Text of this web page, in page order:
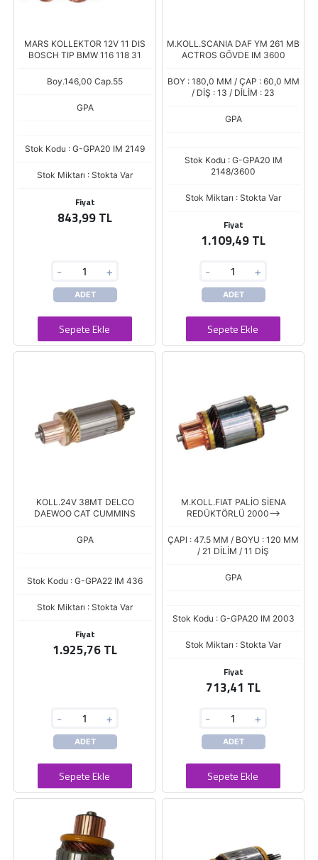
MARS KOLLEKTOR 12V 11 DIS
BOSCH TIP BMW 116 118 31
Boy.146,00 Cap.55
GPA
Stok Kodu : G-GPA20 IM 2149
Stok Miktarı : Stokta Var
Fiyat
843,99 TL
- +
ADET
Sepete Ekle
M.KOLL.SCANIA DAF YM 261 MB
ACTROS GÖVDE IM 3600
BOY : 180,0 MM / ÇAP : 60,0 MM
/ DİŞ : 13 / DİLİM : 23
GPA
Stok Kodu : G-GPA20 IM
2148/3600
Stok Miktarı : Stokta Var
Fiyat
1.109,49 TL
- +
ADET
Sepete Ekle
KOLL.24V 38MT DELCO
DAEWOO CAT CUMMINS
GPA
Stok Kodu : G-GPA22 IM 436
Stok Miktarı : Stokta Var
Fiyat
1.925,76 TL
- +
ADET
Sepete Ekle
M.KOLL.FIAT PALİO SİENA
REDÜKTÖRLÜ 2000-->
ÇAPI : 47.5 MM / BOYU : 120 MM
/ 21 DİLİM / 11 DİŞ
GPA
Stok Kodu : G-GPA20 IM 2003
Stok Miktarı : Stokta Var
Fiyat
713,41 TL
- +
ADET
Sepete Ekle